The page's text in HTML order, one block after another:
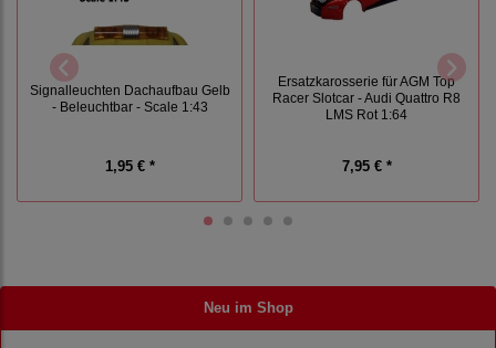
Neu im Shop
Signalleuchten Dachaufbau Gelb
- Beleuchtbar - Scale 1:43
1,95 € *
Ersatzkarosserie für AGM Top
Racer Slotcar - Audi Quattro R8
LMS Rot 1:64
7,95 € *